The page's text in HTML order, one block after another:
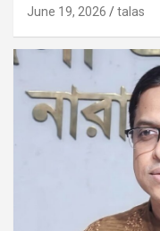
June 19, 2026 talas